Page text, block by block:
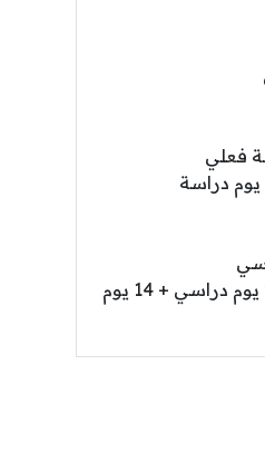
الصفوف من الخامس وحتى الثاني عشر 97 يوم دراسي + 14 يوم